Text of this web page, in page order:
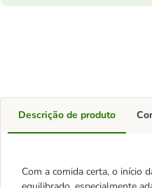
Descrição de produto
Com a comida certa, o início